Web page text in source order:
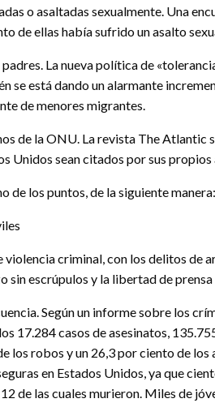
o asaltadas sexualmente. Una
de ellas había sufrido un asalto
La nueva política de
se está dando un alarmante
de menores migrantes.
de la ONU. La revista The Atlantic
Unidos sean citados por sus
de los puntos, de la siguiente manera:
criminal, con los delitos
escrúpulos y la libertad de prensa
Según un informe sobre los
17.284 casos de asesinatos,
los robos y un 26,3 por ciento de
en Estados Unidos, ya que
de las cuales murieron. Miles de